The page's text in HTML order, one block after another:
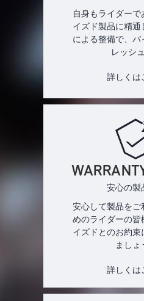
自身もライダーで
イズド製品に精通
による整備で、バ
レッシ
詳しくは
安心の製
安心して製品をご
めのライダーの皆
イズドとのお約束
ましょ
詳しくは